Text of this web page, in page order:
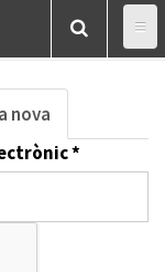
nova
activa)
*